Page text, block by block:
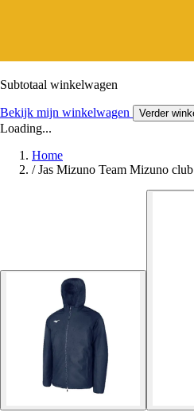
Subtotaal winkelwagen
Bekijk mijn winkelwagen Verder
Loading...
Home
/ Jas Mizuno Team Mizuno club